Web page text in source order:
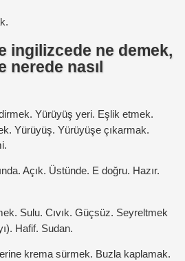
ingilizcede ne demek,
nerede nasıl
Yürüyüş yeri. Eşlik etmek.
Yürüyüş. Yürüyüşe çıkarmak.
Açık. Üstünde. E doğru. Hazır.
Sulu. Cıvık. Güçsüz. Seyreltmek
Hafif. Sudan.
krema sürmek. Buzla kaplamak.